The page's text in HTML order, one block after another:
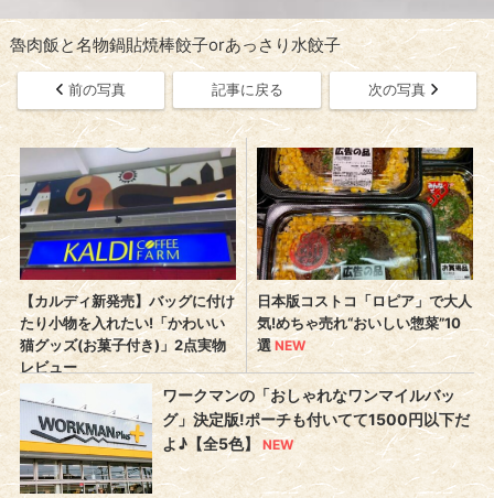
魯肉飯と名物鍋貼焼棒餃子orあっさり水餃子
前の写真 記事に戻る 次の写真